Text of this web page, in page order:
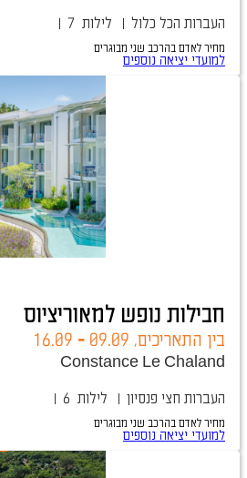
7 לילות הכל כלול העברות
למועדי יציאה נוספים
מחיר לאדם בהרכב שני מבוגרים
חבילות נופש למאוריציוס
בין התאריכים, -
16.09
Constance Le Chaland
6 לילות חצי פנסיון העברות
למועדי יציאה נוספים
מחיר לאדם בהרכב שני מבוגרים